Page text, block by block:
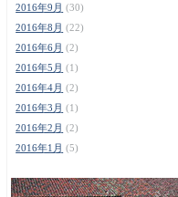
2016年9月 (30)
2016年8月 (22)
2016年6月 (2)
2016年5月 (1)
2016年4月 (2)
2016年3月 (1)
2016年2月 (2)
2016年1月 (5)